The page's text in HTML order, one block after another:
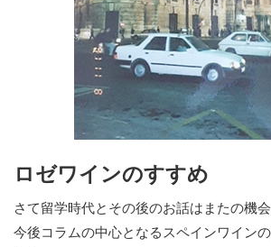
ロゼワインのすすめ
さて留学時代とその後のお話はまたの機
今後コラムの中心となるスペインワイン